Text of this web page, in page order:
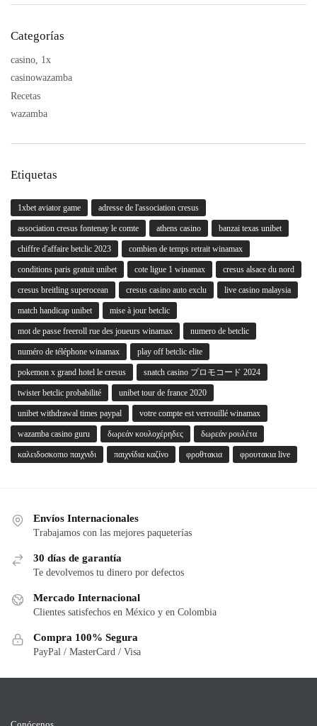
Categorías
casino, 1x
casinowazamba
Recetas
wazamba
Etiquetas
1xbet aviator game adresse de l'association cresus
association cresus fontenay le comte athens casino banzai texas unibet
chiffre d'affaire betclic 2023 combien de temps retrait winamax
conditions paris gratuit unibet cote ligue 1 winamax cresus alsace du nord
cresus breitling superocean cresus casino auto exclu live casino malaysia
match handicap unibet mise à jour betclic
mot de passe freeroll rue des joueurs winamax numero de betclic
numéro de téléphone winamax play off betclic elite
pokemon x grand hotel le cresus snatch casino プロモコード 2024
twister betclic probabilité unibet tour de france 2020
unibet withdrawal times paypal votre compte est verrouillé winamax
wazamba casino guru δωρεάν κουλοχέρηδες δωρεάν ρουλέτα
καλειδοσκοπιο παιχνιδι παιχνίδια καζίνο φροθτακια φρουτακια live
Envíos Internacionales
Trabajamos con las mejores paqueterías
30 días de garantía
Te devolvemos tu dinero por defectos
Mercado Internacional
Clientes satisfechos en México y en Colombia
Compra 100% Segura
PayPal / MasterCard / Visa